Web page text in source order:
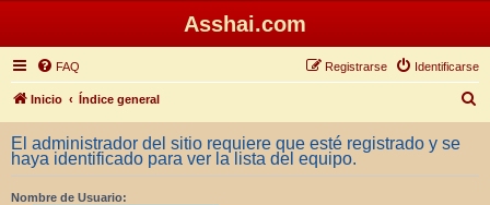
Asshai.com
FAQ Identificarse
Registrarse
Inicio Índice general
u
c
El administrador del sitio requiere que esté registrado y se
haya identificado para ver la lista del equipo.
Nombre de Usuario: